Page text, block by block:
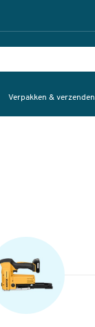
Verpakken & verzenden